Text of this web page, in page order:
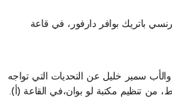
باتريك بوافر دارفور، في قاعة
سمير خليل عن التحديات التي تواجه
من تنظيم مكتبة لو بوان،في القاعة (أ).